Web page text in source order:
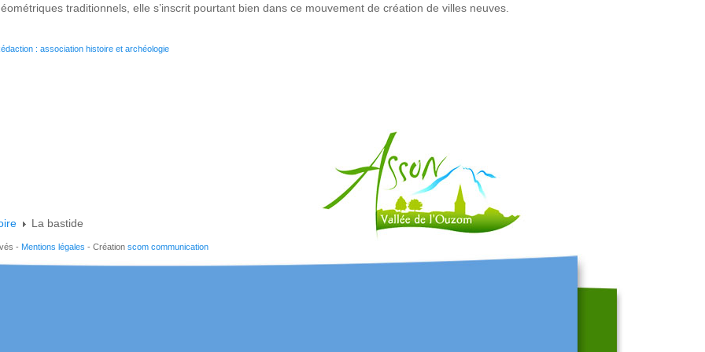
traditionnels, elle s’inscrit pourtant bien dans ce mouvement de création de villes neuves.
: association histoire et archéologie
La bastide
- Mentions légales - Création scom communication